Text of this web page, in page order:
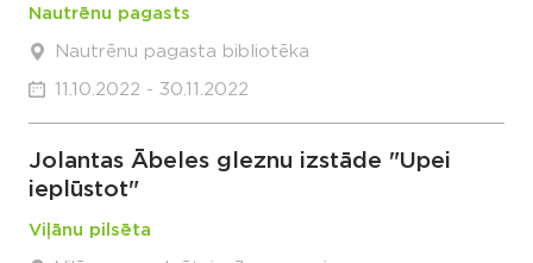
Nautrēnu pagasts
Nautrēnu pagasta bibliotēka
11.10.2022 - 30.11.2022
Jolantas Ābeles gleznu izstāde "Upei
ieplūstot"
Viļānu pilsēta